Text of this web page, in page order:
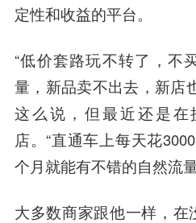
定性和收益的平台。
“低价套路玩不转了，不
量，新品卖不出去，新店
这么说，但最近还是
店。“直通车上每天花
个月就能有不错的自然流
大多数商家跟他一样，在